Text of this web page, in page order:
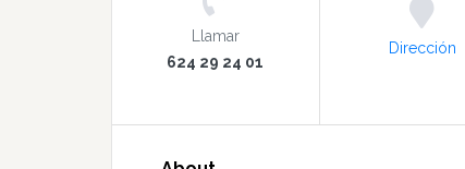
Llamar
624 29 24 01
Dirección